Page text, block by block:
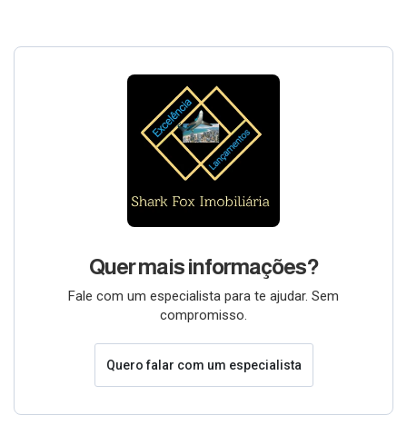
Quer mais informações?
Fale com um especialista para te ajudar. Sem
compromisso.
Quero falar com um especialista